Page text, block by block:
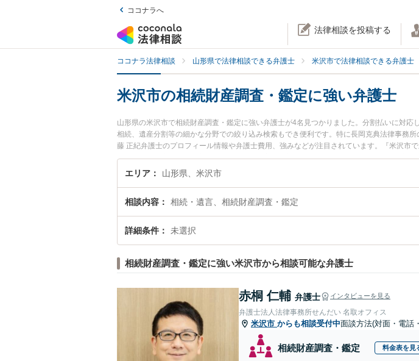
ココナラへ
法律相談を投稿する
ココナラ法律相談 山形県で法律相談できる弁護士 米沢市で法律相談できる弁護士
米沢市の相続財産調査・鑑定に強い弁護士
山形県の米沢市で相続財産調査・鑑定に強い弁護士が4名見つかりました。分割払いに対
相続、遺産分割等の細かな分野での絞り込み検索もでき便利です。特に長岡克典法律事務
藤 正紀弁護士のプロフィール情報や弁護士費用、強みなどが注目されています。『米沢市
い』『相続財産調査・鑑定のトラブル解決の実績豊富な近くの弁護士を検索したい』『初
などでお困りの相談者さんにおすすめです。
エリア 山形県、米沢市
相談内容 相続・遺言、相続財産調査・鑑定
詳細条件 未選択
相続財産調査・鑑定に強い米沢市から相談可能な弁護士
赤桐 仁輔 弁護士 インタビューを見る
弁護士法人法律事務所せんだい 名取オフィス
米沢市 からも相談受付中面談方法(対面・電話
相続財産調査・鑑定 料金表を見